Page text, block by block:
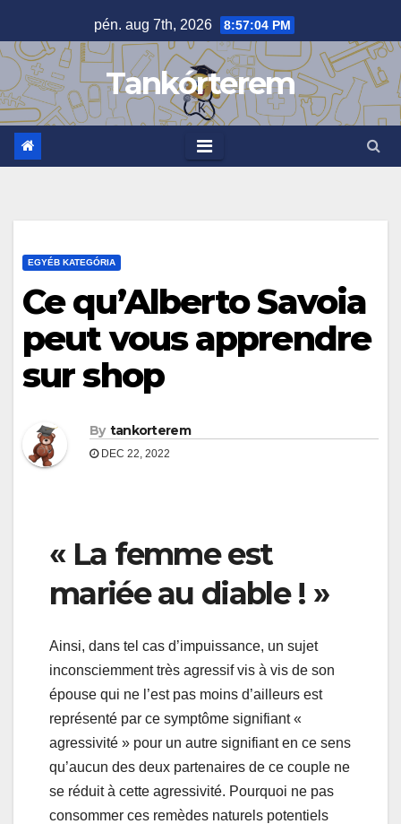
to
content
pén. aug 7th, 2026 8:57:05 PM
Tankórterem
EGYÉB KATEGÓRIA
Ce qu’Alberto Savoia
peut vous apprendre
sur shop
By tankorterem
DEC 22, 2022
« La femme est
mariée au diable ! »
Ainsi, dans tel cas d’impuissance, un sujet
inconsciemment très agressif vis à vis de son
épouse qui ne l’est pas moins d’ailleurs est
représenté par ce symptôme signifiant «
agressivité » pour un autre signifiant en ce sens
qu’aucun des deux partenaires de ce couple ne
se réduit à cette agressivité. Pourquoi ne pas
consommer ces remèdes naturels potentiels